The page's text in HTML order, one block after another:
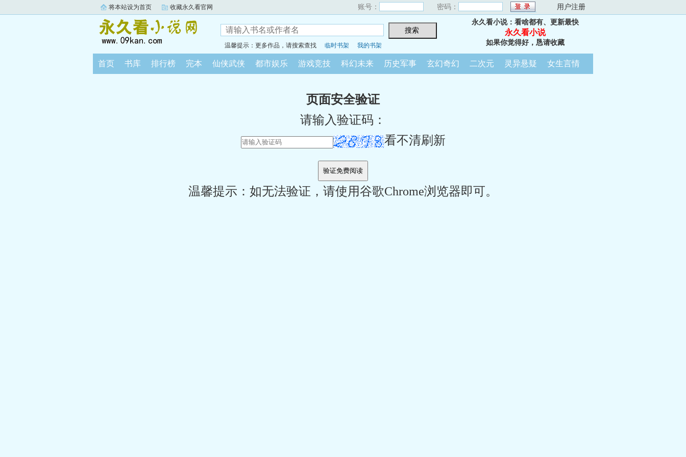
将本站设为首页 收藏永久看官网 账号： 密码： 用户注册
温馨提示：更多作品，请搜索查找 临时书架 我的书架
永久看小说：看啥都有、更新最快
永久看小说
如果你觉得好，恳请收藏
首页 书库 排行榜 完本 仙侠武侠 都市娱乐 游戏竞技 科幻未来 历史军事 玄幻奇幻 二次元 灵异悬疑 女生言情
页面安全验证
请输入验证码：
看不清刷新
温馨提示：如无法验证，请使用谷歌Chrome浏览器即可。